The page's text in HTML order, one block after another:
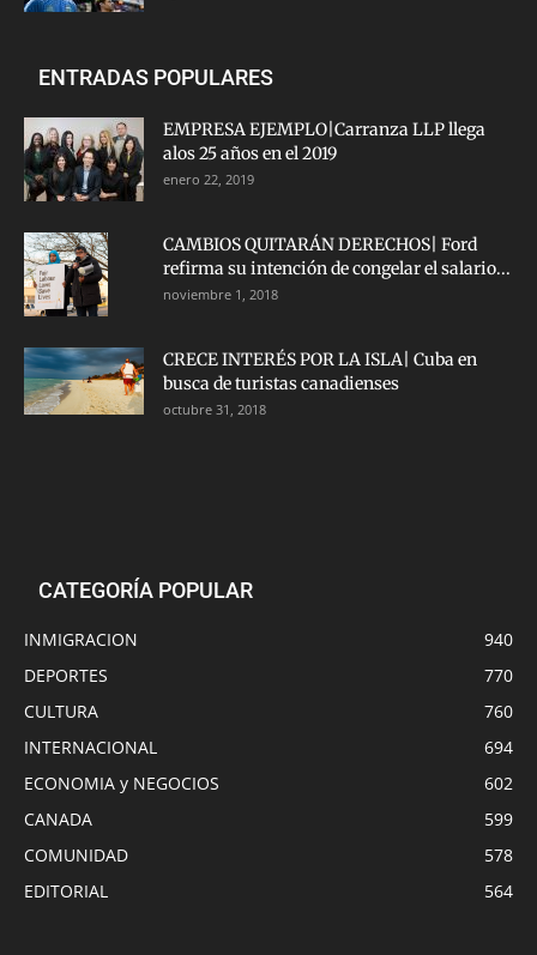
ENTRADAS POPULARES
EMPRESA EJEMPLO|Carranza LLP llega
alos 25 años en el 2019
enero 22, 2019
CAMBIOS QUITARÁN DERECHOS| Ford
refirma su intención de congelar el salario...
noviembre 1, 2018
CRECE INTERÉS POR LA ISLA| Cuba en
busca de turistas canadienses
octubre 31, 2018
CATEGORÍA POPULAR
INMIGRACION
940
DEPORTES
770
CULTURA
760
INTERNACIONAL
694
ECONOMIA y NEGOCIOS
602
CANADA
599
COMUNIDAD
578
EDITORIAL
564